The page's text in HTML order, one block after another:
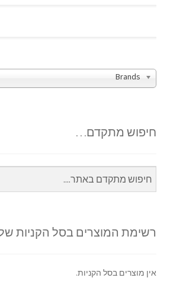
Brands
חיפוש מתקדם…
רשימת המוצרים בסל הקניות
אין מוצרים בסל הקניות.